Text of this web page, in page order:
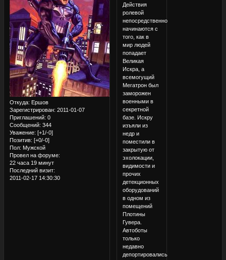
Откуда: Ершов
Зарегистрирован: 2011-01-07
Приглашений: 0
Сообщений: 344
Уважение: [+1/-0]
Позитив: [+0/-0]
Пол: Мужской
Провел на форуме:
22 часа 19 минут
Последний визит:
2011-02-17 14:30:30
Действия
ролевой
непосредственно
начинаются с
того, как в
мир людей
попадает
Великая
Искра, а
всемогущий
Мегатрон был
заморожен
военными в
секретной
базе. Искру
изъяли из
недр и
поместили в
закрытую от
эхолокации,
видимости и
прочих
детекционных
оборудований
в одном из
помещений
Плотины
Гувера.
Автоботы
только
недавно
депортировались